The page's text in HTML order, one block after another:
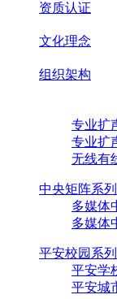
资质认证
文化理念
组织架构
专业扩
专业扩
无线有
中央矩阵系列
多媒体
多媒体
平安校园系列
平安学
平安城
希迪可
发展历程
行业动态
CDK广播 CDK会议
校园招聘
联系我们
营销中心 各办事处